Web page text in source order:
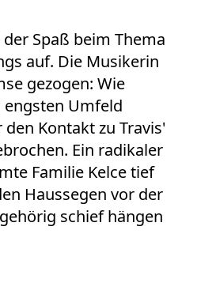
Spaß beim Thema
auf. Die Musikerin
gezogen: Wie
engsten Umfeld
Kontakt zu Travis'
Ein radikaler
Familie Kelce tief
Haussegen vor der
schief hängen